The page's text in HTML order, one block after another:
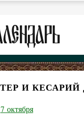
И КЕСАРИЙ
7 октября